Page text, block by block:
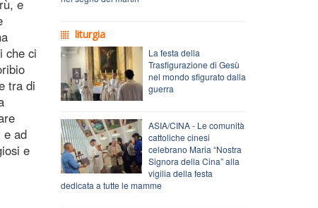
e
che ci
tra di
e ad
e
liturgia
La festa della
Trasfigurazione di Gesù
nel mondo sfigurato dalla
guerra
ASIA/CINA - Le comunità
cattoliche cinesi
celebrano Maria “Nostra
Signora della Cina” alla
vigilia della festa
dedicata a tutte le mamme